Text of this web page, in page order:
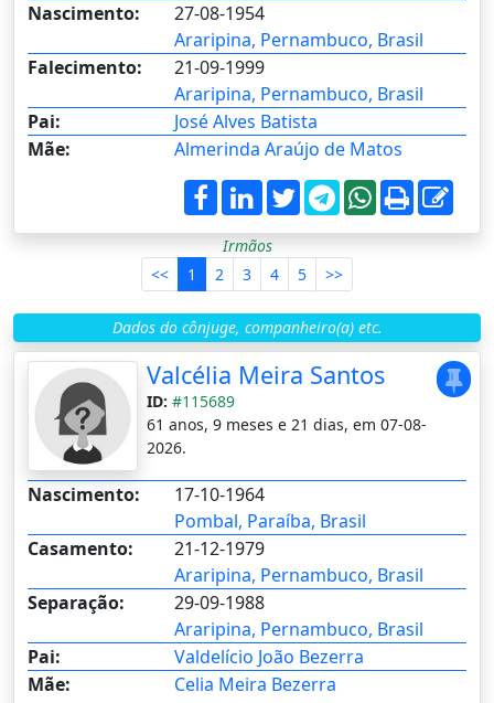
Nascimento:
27-08-1954
Araripina, Pernambuco, Brasil
Falecimento:
21-09-1999
Araripina, Pernambuco, Brasil
Pai:
José Alves Batista
Mãe:
Almerinda Araújo de Matos
Irmãos
<<
1 2 3 4 5 >>
Dados do cônjuge, companheiro(a) etc.
Valcélia Meira Santos
ID: #115689
61 anos, 9 meses e 21 dias, em 07-08-
2026.
Nascimento:
17-10-1964
Pombal, Paraíba, Brasil
Casamento:
21-12-1979
Araripina, Pernambuco, Brasil
Separação:
29-09-1988
Araripina, Pernambuco, Brasil
Pai:
Valdelício João Bezerra
Mãe:
Celia Meira Bezerra